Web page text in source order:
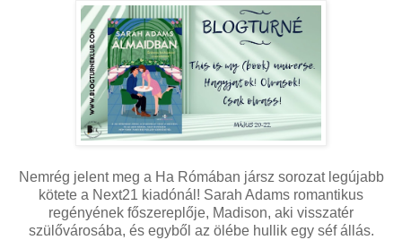
Nemrég jelent meg a Ha Rómában jársz sorozat legújabb
kötete a Next21 kiadónál! Sarah Adams romantikus
regényének főszereplője, Madison, aki visszatér
szülővárosába, és egyből az ölébe hullik egy séf állás.